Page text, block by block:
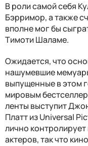
В роли самой себя
Бэрримор, а также
вполне мог бы
Тимоти Шаламе.
Ожидается, что
нашумевшие
выпущенные в этом
мировым
ленты выступит
Платт из Universal
лично
актеров, так что